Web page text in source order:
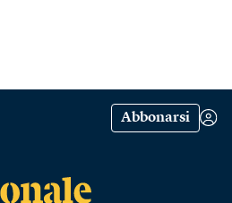
Abbonarsi